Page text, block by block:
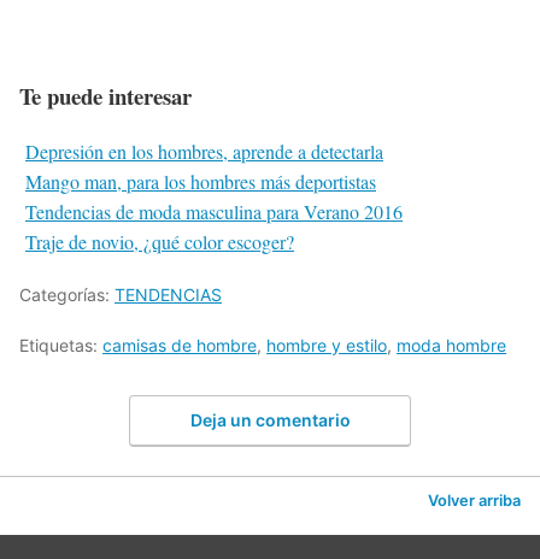
Te puede interesar
Depresión en los hombres, aprende a detectarla
Mango man, para los hombres más deportistas
Tendencias de moda masculina para Verano 2016
Traje de novio, ¿qué color escoger?
Categorías: TENDENCIAS
Etiquetas: camisas de hombre, hombre y estilo, moda hombre
Deja un comentario
Volver arriba